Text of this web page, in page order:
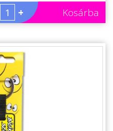
+ Kosárba